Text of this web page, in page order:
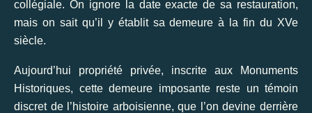
collégiale. On ignore la date exacte de sa restauration,
mais on sait qu’il y établit sa demeure à la fin du XVe
siècle.
Aujourd’hui propriété privée, inscrite aux Monuments
Historiques, cette demeure imposante reste un témoin
discret de l’histoire arboisienne, que l’on devine derrière